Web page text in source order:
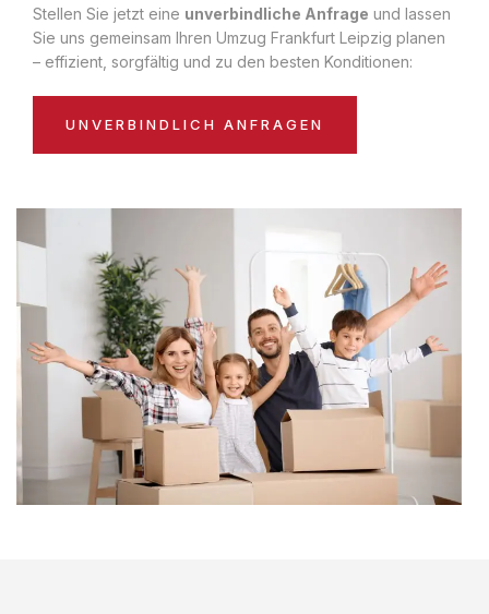
Stellen Sie jetzt eine unverbindliche Anfrage und lassen
Sie uns gemeinsam Ihren Umzug Frankfurt Leipzig planen
– effizient, sorgfältig und zu den besten Konditionen:
UNVERBINDLICH ANFRAGEN